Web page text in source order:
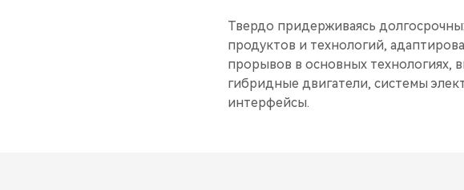
Твердо придерживаясь
продуктов и технологий,
прорывов в основных технологиях,
гибридные двигатели, системы
интерфейсы.